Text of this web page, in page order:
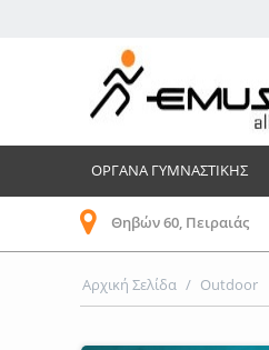
ΟΡΓΑΝΑ ΓΥΜΝΑΣΤΙΚΗΣ
Θηβών 60, Πειραιάς
Αρχική Σελίδα / Outdoor